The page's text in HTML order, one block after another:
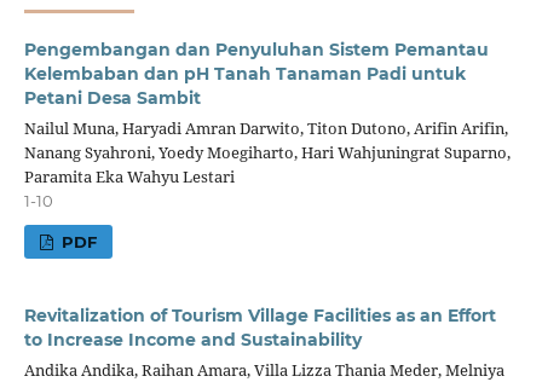
Pengembangan dan Penyuluhan Sistem Pemantau
Kelembaban dan pH Tanah Tanaman Padi untuk
Petani Desa Sambit
Nailul Muna, Haryadi Amran Darwito, Titon Dutono, Arifin Arifin,
Nanang Syahroni, Yoedy Moegiharto, Hari Wahjuningrat Suparno,
Paramita Eka Wahyu Lestari
1-10
PDF
Revitalization of Tourism Village Facilities as an Effort
to Increase Income and Sustainability
Andika Andika, Raihan Amara, Villa Lizza Thania Meder, Melniya